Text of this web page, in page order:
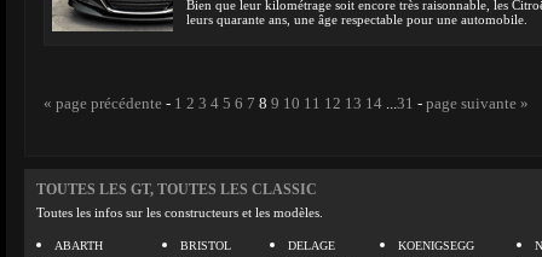
Bien que leur kilométrage soit encore très raisonnable, les
leurs quarante ans, une âge respectable pour une automobile.
« page précédente - 1 2 3 4 5 6 7 8 9 10 11 12 13 14 ...31 - page suivante »
TOUTES LES GT, TOUTES LES CLASSIC
Toutes les infos sur les constructeurs et les modèles.
ABARTH
BRISTOL
DELAGE
KOENIGSEGG